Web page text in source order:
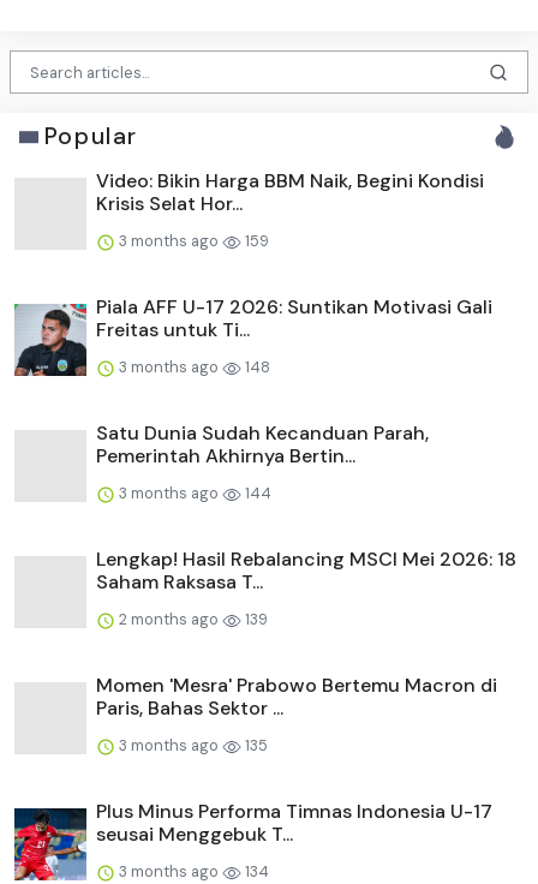
Popular
Video: Bikin Harga BBM Naik, Begini Kondisi
Krisis Selat Hor...
3 months ago 159
Piala AFF U-17 2026: Suntikan Motivasi Gali
Freitas untuk Ti...
3 months ago 148
Satu Dunia Sudah Kecanduan Parah,
Pemerintah Akhirnya Bertin...
3 months ago 144
Lengkap! Hasil Rebalancing MSCI Mei 2026: 18
Saham Raksasa T...
2 months ago 139
Momen 'Mesra' Prabowo Bertemu Macron di
Paris, Bahas Sektor ...
3 months ago 135
Plus Minus Performa Timnas Indonesia U-17
seusai Menggebuk T...
3 months ago 134